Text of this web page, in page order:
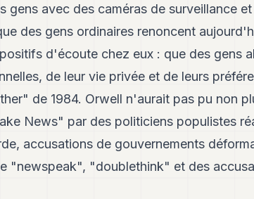
gens avec des caméras de surveillance
des gens ordinaires renoncent
d'écoute chez eux : que des gens
de leur vie privée et de leurs
de 1984. Orwell n'aurait pas pu non
News" par des politiciens populistes
accusations de gouvernements
"newspeak", "doublethink" et des